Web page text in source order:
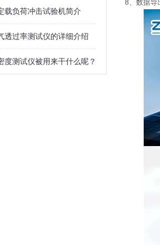
载负荷冲击试验机简介
透过率测试仪的详细介绍
度测试仪被用来干什么呢？
8、数据导